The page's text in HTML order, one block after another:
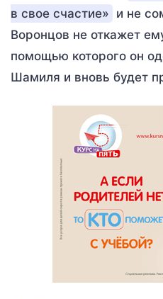
в свое счастие» и не
Воронцов не откажет
помощью которого он
Шамиля и вновь будет